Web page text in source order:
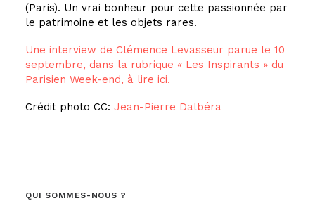
(Paris). Un vrai bonheur pour cette passionnée par
le patrimoine et les objets rares.
Une interview de Clémence Levasseur parue le 10
septembre, dans la rubrique « Les Inspirants » du
Parisien Week-end, à lire ici.
Crédit photo CC: Jean-Pierre Dalbéra
QUI SOMMES-NOUS ?